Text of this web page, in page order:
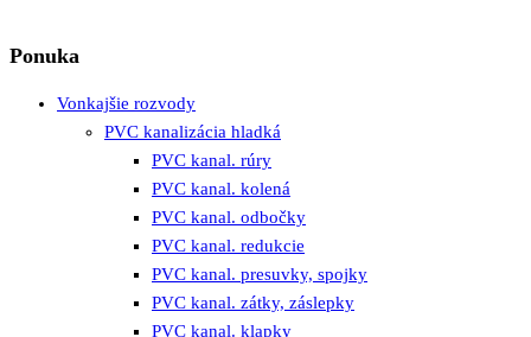
Ponuka
Vonkajšie rozvody
PVC kanalizácia hladká
PVC kanal. rúry
PVC kanal. kolená
PVC kanal. odbočky
PVC kanal. redukcie
PVC kanal. presuvky, spojky
PVC kanal. zátky, záslepky
PVC kanal. klapky